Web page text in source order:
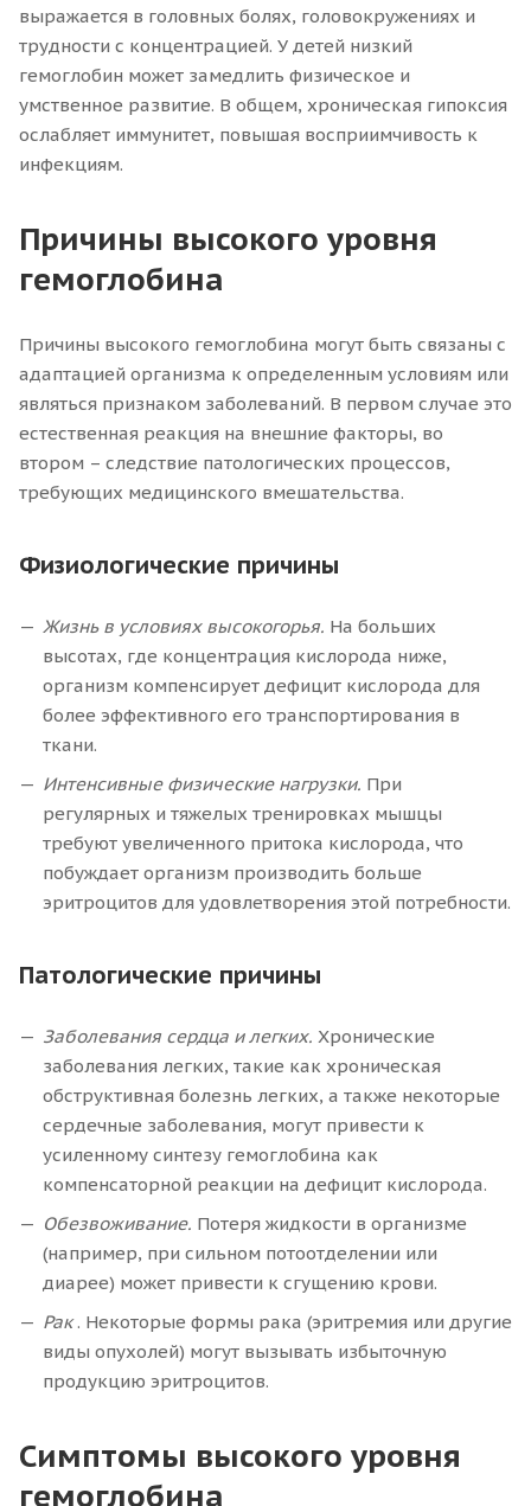
выражается в головных болях, головокружениях и
трудности с концентрацией. У детей низкий
гемоглобин может замедлить физическое и
умственное развитие. В общем, хроническая гипоксия
ослабляет иммунитет, повышая восприимчивость к
инфекциям.
Причины высокого уровня
гемоглобина
Причины высокого гемоглобина могут быть связаны с
адаптацией организма к определенным условиям или
являться признаком заболеваний. В первом случае это
естественная реакция на внешние факторы, во
втором – следствие патологических процессов,
требующих медицинского вмешательства.
Физиологические причины
Жизнь в условиях высокогорья. На больших
высотах, где концентрация кислорода ниже,
организм компенсирует дефицит кислорода для
более эффективного его транспортирования в
ткани.
Интенсивные физические нагрузки. При
регулярных и тяжелых тренировках мышцы
требуют увеличенного притока кислорода, что
побуждает организм производить больше
эритроцитов для удовлетворения этой потребности.
Патологические причины
Заболевания сердца и легких. Хронические
заболевания легких, такие как хроническая
обструктивная болезнь легких, а также некоторые
сердечные заболевания, могут привести к
усиленному синтезу гемоглобина как
компенсаторной реакции на дефицит кислорода.
Обезвоживание. Потеря жидкости в организме
(например, при сильном потоотделении или
диарее) может привести к сгущению крови.
Рак. Некоторые формы рака (эритремия или другие
виды опухолей) могут вызывать избыточную
продукцию эритроцитов.
Симптомы высокого уровня
гемоглобина